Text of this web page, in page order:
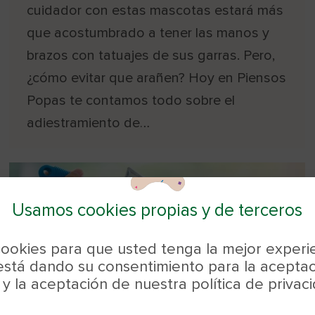
Usamos cookies propias y de terceros
para que usted tenga la mejor
dando su consentimiento para la
la aceptación de nuestra política de
cuidador con estas mascotas estará más
que acostumbrado a tener las manos y
brazos con tatuajes de sus garras. Pero,
¿cómo evitar que arañen? Hoy en Piensos
Popas te contamos todo sobre el
adiestramiento de…